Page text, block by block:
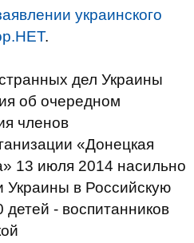
украинского
.
дел Украины
об очередном
членов
«Донецкая
13 июля 2014 насильно
Украины в Российскую
- воспитанников